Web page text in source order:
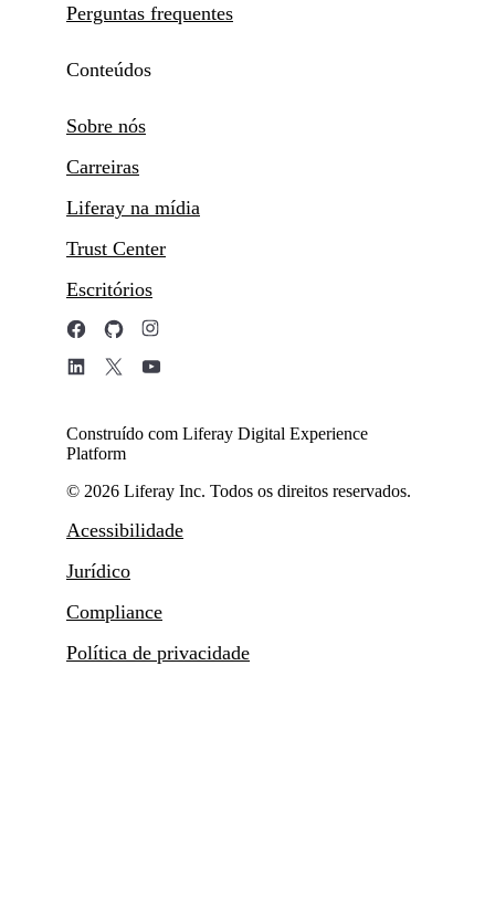
Perguntas frequentes
Conteúdos
Sobre nós
Carreiras
Liferay na mídia
Trust Center
Escritórios
Construído com Liferay Digital Experience
Platform
© 2026 Liferay Inc. Todos os direitos reservados.
Acessibilidade
Jurídico
Compliance
Política de privacidade